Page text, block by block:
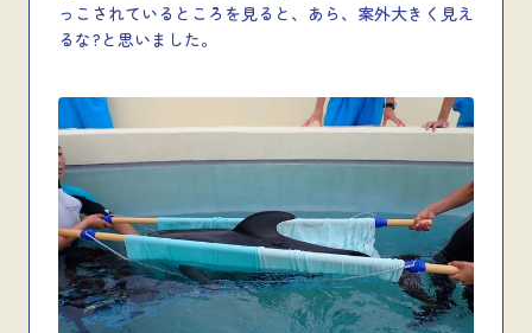
っこされているところを見ると、あら、案外大きく見え
るな?と思いました。